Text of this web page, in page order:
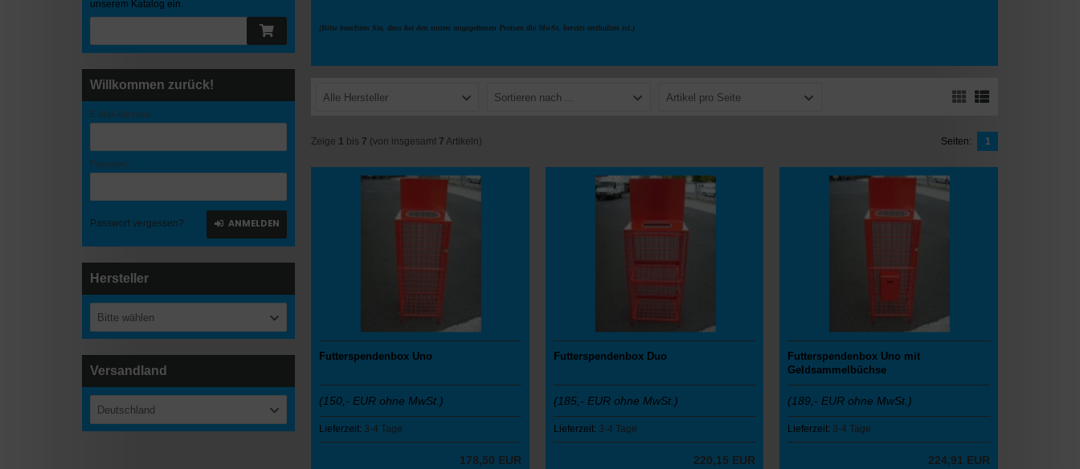
(Bitte beachten Sie, dass bei den unten angegebenen Preisen die MwSt. bereits enthalten ist.)
Alle Hersteller Sortieren nach ... Artikel pro Seite
Zeige 1 bis 7 (von insgesamt 7 Artikeln) Seiten: 1
Futterspendenbox Uno
(150,- EUR ohne MwSt.)
Lieferzeit: 3-4 Tage
178,50 EUR
Futterspendenbox Duo
(185,- EUR ohne MwSt.)
Lieferzeit: 3-4 Tage
220,15 EUR
Futterspendenbox Uno mit
Geldsammelbüchse
(189,- EUR ohne MwSt.)
Lieferzeit: 3-4 Tage
224,91 EUR
unserem Katalog ein.
Willkommen zurück!
E-Mail-Adresse:
Passwort:
Passwort vergessen? ANMELDEN
Hersteller
Bitte wählen
Versandland
Deutschland